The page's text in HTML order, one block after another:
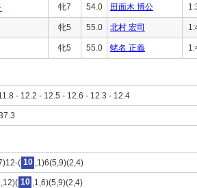
牝7 54.0 田面木 博公
牝5 55.0 北村 宏司
牝5 55.0 蛯名 正義
- 12.2 - 12.5 - 12.6 - 12.3 - 12.4
( 10 ,1)6(5,9)(2,4)
10 ,1,6)(5,9)(2,4)